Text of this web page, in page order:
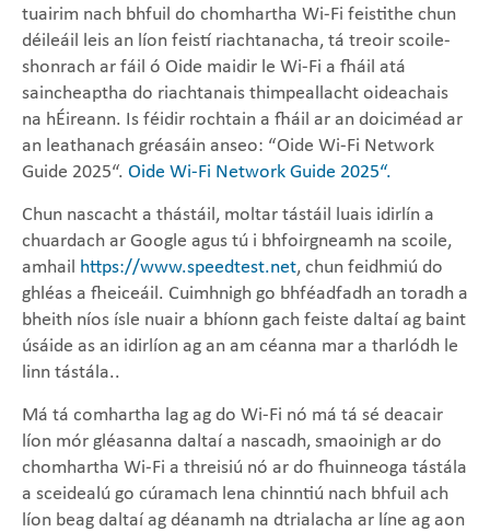
tuairim nach bhfuil do chomhartha Wi-Fi feistithe chun
déileáil leis an líon feistí riachtanacha, tá treoir scoile-
shonrach ar fáil ó Oide maidir le Wi-Fi a fháil atá
saincheaptha do riachtanais thimpeallacht oideachais
na hÉireann. Is féidir rochtain a fháil ar an doiciméad ar
an leathanach gréasáin anseo: “Oide Wi-Fi Network
Guide 2025“. Oide Wi-Fi Network Guide 2025“.
Chun nascacht a thástáil, moltar tástáil luais idirlín a
chuardach ar Google agus tú i bhfoirgneamh na scoile,
amhail https://www.speedtest.net, chun feidhmiú do
ghléas a fheiceáil. Cuimhnigh go bhféadfadh an toradh a
bheith níos ísle nuair a bhíonn gach feiste daltaí ag baint
úsáide as an idirlíon ag an am céanna mar a tharlódh le
linn tástála..
Má tá comhartha lag ag do Wi-Fi nó má tá sé deacair
líon mór gléasanna daltaí a nascadh, smaoinigh ar do
chomhartha Wi-Fi a threisiú nó ar do fhuinneoga tástála
a sceidealú go cúramach lena chinntiú nach bhfuil ach
líon beag daltaí ag déanamh na dtrialacha ar líne ag aon